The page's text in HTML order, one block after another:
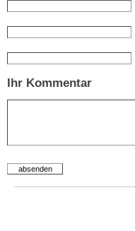
Ihr Kommentar